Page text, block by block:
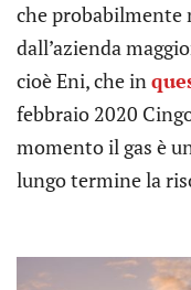
che
dall’azienda
cioè Eni, che in
febbraio 2020
momento il gas è
lungo termine la